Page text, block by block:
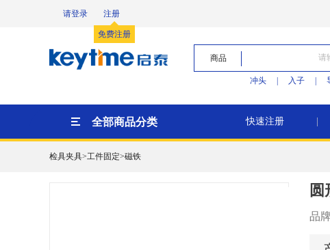
请登录 注册
免费注册
商品
冲头 入子
全部商品分类 快速注册
检具夹具>工件固定>磁铁
品